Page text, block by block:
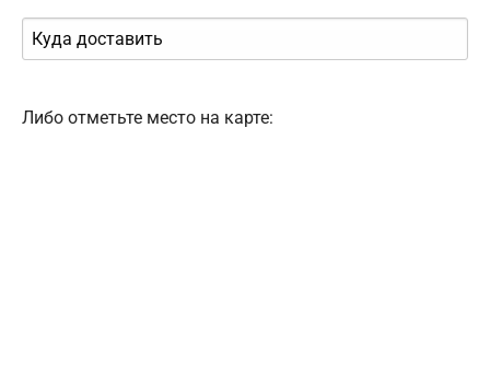
Либо отметьте место на карте: